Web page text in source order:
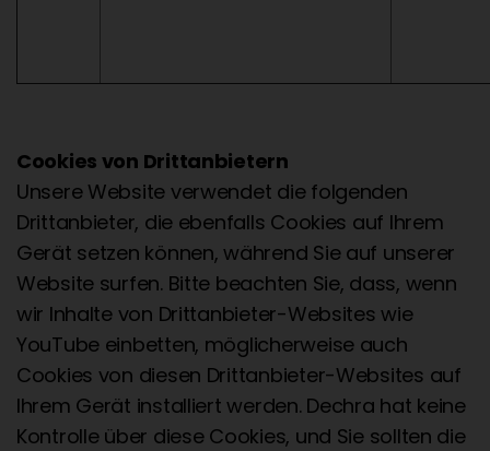
Cookies von Drittanbietern
Unsere Website verwendet die folgenden
Drittanbieter, die ebenfalls Cookies auf Ihrem
Gerät setzen können, während Sie auf unserer
Website surfen. Bitte beachten Sie, dass, wenn
wir Inhalte von Drittanbieter-Websites wie
YouTube einbetten, möglicherweise auch
Cookies von diesen Drittanbieter-Websites auf
Ihrem Gerät installiert werden. Dechra hat keine
Kontrolle über diese Cookies, und Sie sollten die